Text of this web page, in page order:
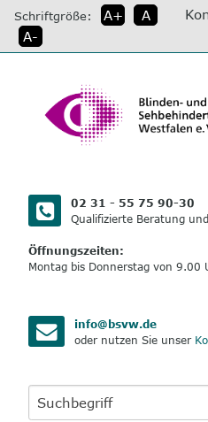
direkt
zum
Inhalt
Schriftgröße: A+
A
A-
02 31 - 55 75 90-30
Qualifizierte Beratung
Öffnungszeiten:
Montag bis Donnerstag von 9.00
info@bsvw.de
oder nutzen Sie unser